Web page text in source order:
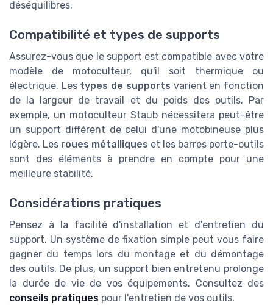
déséquilibres.
Compatibilité et types de supports
Assurez-vous que le support est compatible avec votre
modèle de motoculteur, qu'il soit thermique ou
électrique. Les types de supports varient en fonction
de la largeur de travail et du poids des outils. Par
exemple, un motoculteur Staub nécessitera peut-être
un support différent de celui d'une motobineuse plus
légère. Les roues métalliques et les barres porte-outils
sont des éléments à prendre en compte pour une
meilleure stabilité.
Considérations pratiques
Pensez à la facilité d'installation et d'entretien du
support. Un système de fixation simple peut vous faire
gagner du temps lors du montage et du démontage
des outils. De plus, un support bien entretenu prolonge
la durée de vie de vos équipements. Consultez des
conseils pratiques pour l'entretien de vos outils.